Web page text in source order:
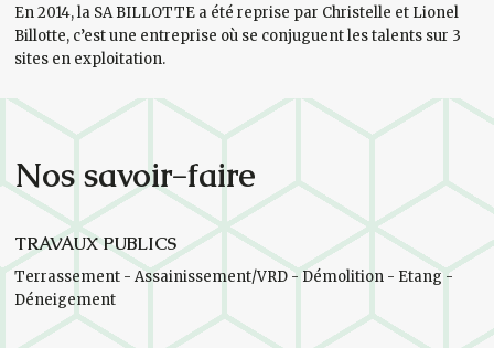
En 2014, la SA BILLOTTE a été reprise par Christelle et Lionel
Billotte, c’est une entreprise où se conjuguent les talents sur 3
sites en exploitation.
Nos savoir-faire
TRAVAUX PUBLICS
Terrassement - Assainissement/VRD - Démolition - Etang -
Déneigement